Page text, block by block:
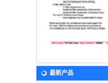
最新产品